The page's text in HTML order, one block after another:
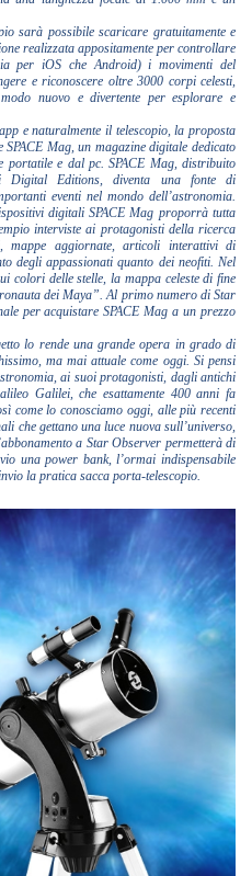
sarà possibile scaricare gratuitamente e
realizzata appositamente per controllare
per iOS che Android) i movimenti del
e riconoscere oltre 3000 corpi celesti,
nuovo e divertente per esplorare e
e naturalmente il telescopio, la proposta
Mag, un magazine digitale dedicato
portatile e dal pc. SPACE Mag, distribuito
Digital Editions, diventa una fonte di
eventi nel mondo dell’astronomia.
digitali SPACE Mag proporrà tutta
interviste ai protagonisti della ricerca
mappe aggiornate, articoli interattivi di
degli appassionati quanto dei neofiti. Nel
colori delle stelle, la mappa celeste di fine
dei Maya”. Al primo numero di Star
per acquistare SPACE Mag a un prezzo
lo rende una grande opera in grado di
ma mai attuale come oggi. Si pensi
ai suoi protagonisti, dagli antichi
Galilei, che esattamente 400 anni fa
come lo conosciamo oggi, alle più recenti
che gettano una luce nuova sull’universo,
a Star Observer permetterà di
una power bank, l’ormai indispensabile
la pratica sacca porta-telescopio.